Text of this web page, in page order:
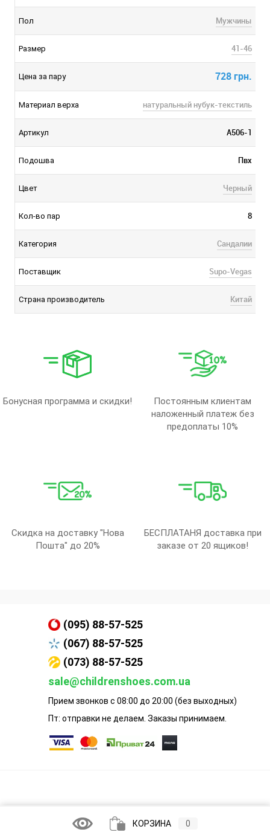
Пол Мужчины
Размер 41-46
Цена за пару 728 грн.
Материал верха натуральный нубук-текстиль
Артикул A506-1
Подошва Пвх
Цвет Черный
Кол-во пар 8
Категория Сандалии
Поставщик Supo-Vegas
Страна производитель Китай
Бонусная программа и скидки!
Постоянным клиентам
наложенный платеж без
предоплаты 10%
Скидка на доставку "Нова
Пошта" до 20%
БЕСПЛАТАНЯ доставка при
заказе от 20 ящиков!
(095) 88-57-525
(067) 88-57-525
(073) 88-57-525
sale@childrenshoes.com.ua
Прием звонков с 08:00 до 20:00 (без выходных)
Пт: отправки не делаем. Заказы принимаем.
КОРЗИНА 0